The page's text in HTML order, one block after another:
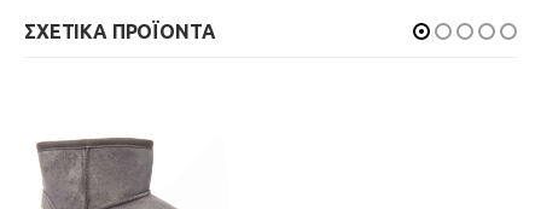
ΣΧΕΤΙΚΑ ΠΡΟΪΟΝΤΑ